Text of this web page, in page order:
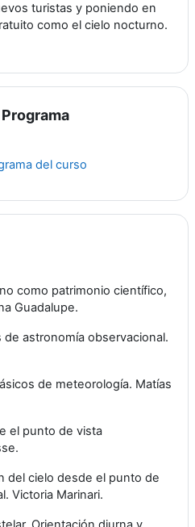
turistas y poniendo en
como el cielo nocturno.
del curso
como patrimonio científico,
Guadalupe.
astronomía observacional.
de meteorología. Matías
el punto de vista
del cielo desde el punto de
Victoria Marinari.